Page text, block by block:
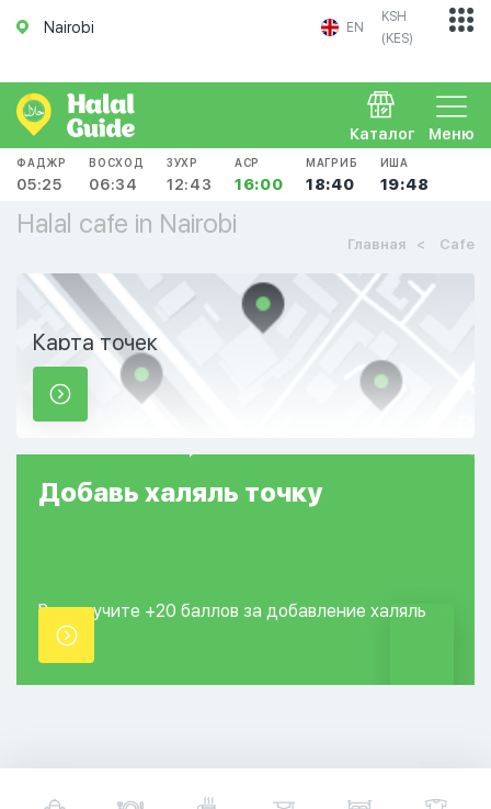
Nairobi EN
KSH
(KES)
Меню
Каталог
ФАДЖР
05:25
ВОСХОД
06:34
ЗУХР
12:43
АСР
16:00
МАГРИБ
18:40
ИША
19:48
Halal cafe in Nairobi
Главная Cafe
Карта точек
Добавь халяль точку
Вы получите +20 баллов за добавление халяль
точки.